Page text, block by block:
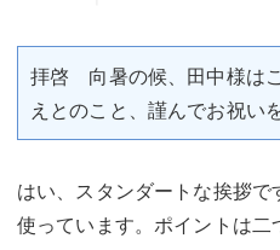
拝啓 向暑の候、田中様は
えとのこと、謹んでお祝い
はい、スタンダートな挨拶で
使っています。ポイントは二